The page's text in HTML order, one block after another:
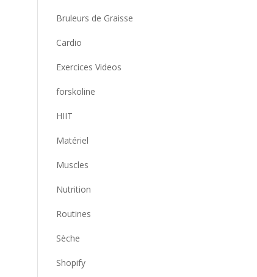
Bruleurs de Graisse
Cardio
Exercices Videos
forskoline
HIIT
Matériel
Muscles
Nutrition
Routines
Sèche
Shopify